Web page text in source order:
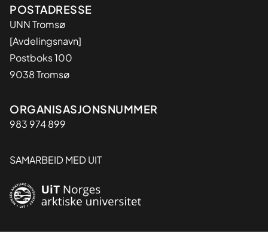
Adresse
POSTADRESSE
UNN Tromsø
[Avdelingsnavn]
Postboks 100
9038 Tromsø
Organisasjon
ORGANISASJONSNUMMER
983 974 899
SAMARBEID MED UIT